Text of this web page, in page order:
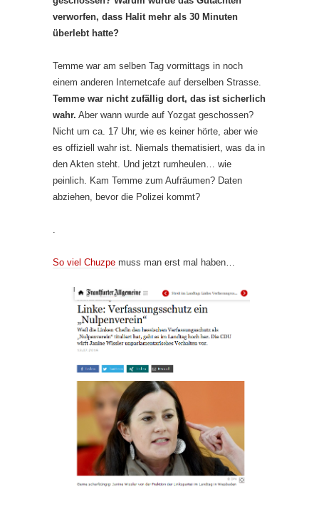
verworfen, dass Halit mehr als 30 Minuten
überlebt hatte?
Temme war am selben Tag vormittags in noch
einem anderen Internetcafe auf derselben Strasse.
Temme war nicht zufällig dort, das ist sicherlich
wahr. Aber wann wurde auf Yozgat geschossen?
Nicht um ca. 17 Uhr, wie es keiner hörte, aber wie
es offiziell wahr ist. Niemals thematisiert, was da in
den Akten steht. Und jetzt rumheulen… wie
peinlich. Kam Temme zum Aufräumen? Daten
abziehen, bevor die Polizei kommt?
So viel Chuzpe muss man erst mal haben…